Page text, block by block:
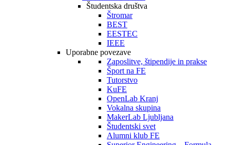
Študentska društva
Štromar
BEST
EESTEC
IEEE
Uporabne povezave
Zaposlitve, štipendije in prakse
Šport na FE
Tutorstvo
KuFE
OpenLab Kranj
Vokalna skupina
MakerLab Ljubljana
Študentski svet
Alumni klub FE